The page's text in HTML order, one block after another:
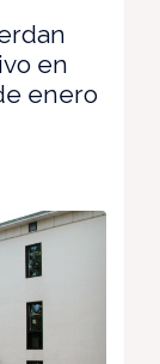
en
enero